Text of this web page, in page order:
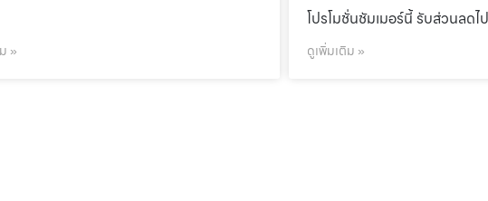
»
โปรโมชั่นชัมเมอร์นี้ รับส่วนลดไ
ดูเพิ่มเติม »